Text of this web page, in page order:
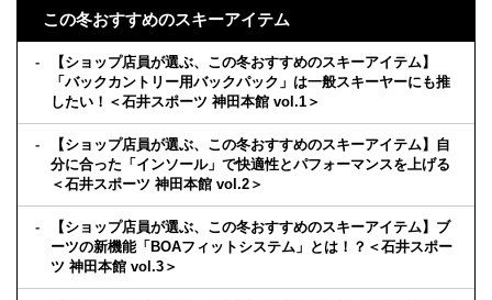
この冬おすすめのスキーアイテム
【ショップ店員が選ぶ、この冬おすすめのスキーアイテム】
「バックカントリー用バックパック」は一般スキーヤーにも推
したい！＜石井スポーツ 神田本館 vol.1＞
【ショップ店員が選ぶ、この冬おすすめのスキーアイテム】自
分に合った「インソール」で快適性とパフォーマンスを上げる
＜石井スポーツ 神田本館 vol.2＞
【ショップ店員が選ぶ、この冬おすすめのスキーアイテム】ブ
ーツの新機能「BOAフィットシステム」とは！？＜石井スポー
ツ 神田本館 vol.3＞